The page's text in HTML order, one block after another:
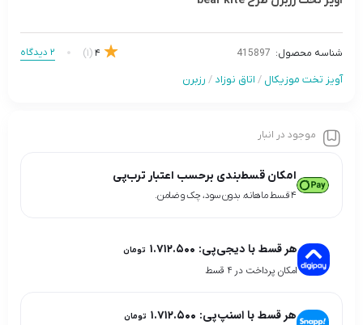
شناسه محصول: 415897
4
(1) 2 دیدگاه
آویز تخت موزیکال / اتاق نوزاد / رزبرن
موجود در انبار
امکان قسط‌بندی برحسب اعتبار ترب‌پی
۴ قسط ماهانه. بدون سود، چک و ضامن.
هر قسط با دیجی‌پی: ۱.۷۱۲.۵۰۰ تومان
امکان پرداخت در 4 قسط
هر قسط با اسنپ‌پی: ۱.۷۱۲.۵۰۰ تومان